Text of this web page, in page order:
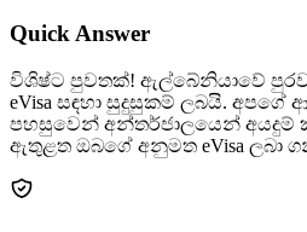
Quick Answer
විශිෂ්ට පුවතක්! ඇල්බේනියාවේ
eVisa සඳහා සුදුසුකම් ලබයි. අපගේ
පහසුවෙන් අන්තර්ජාලයෙන්
ඇතුළත ඔබගේ අනුමත eVisa ලබා